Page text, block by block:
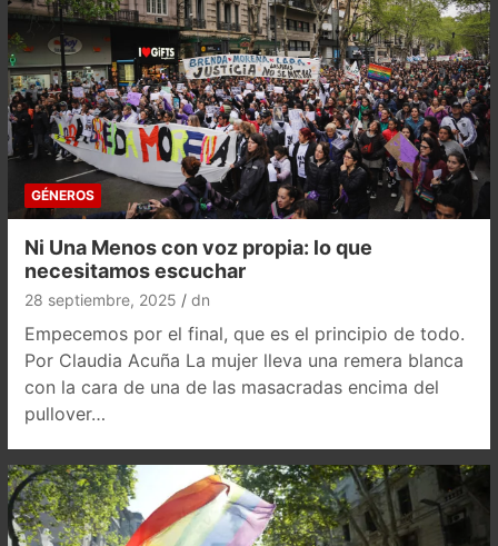
GÉNEROS
Ni Una Menos con voz propia: lo que
necesitamos escuchar
28 septiembre, 2025 dn
Empecemos por el final, que es el principio de todo.
Por Claudia Acuña La mujer lleva una remera blanca
con la cara de una de las masacradas encima del
pullover…